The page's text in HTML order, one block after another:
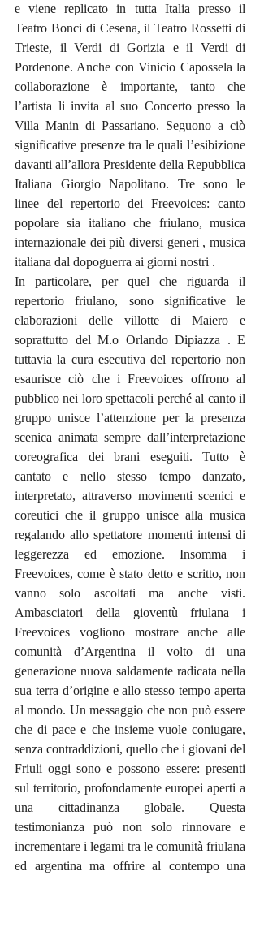
e viene replicato in tutta Italia presso il
Teatro Bonci di Cesena, il Teatro Rossetti di
Trieste, il Verdi di Gorizia e il Verdi di
Pordenone. Anche con Vinicio Capossela la
collaborazione è importante, tanto che
l’artista li invita al suo Concerto presso la
Villa Manin di Passariano. Seguono a ciò
significative presenze tra le quali l’esibizione
davanti all’allora Presidente della Repubblica
Italiana Giorgio Napolitano. Tre sono le
linee del repertorio dei Freevoices: canto
popolare sia italiano che friulano, musica
internazionale dei più diversi generi , musica
italiana dal dopoguerra ai giorni nostri .
In particolare, per quel che riguarda il
repertorio friulano, sono significative le
elaborazioni delle villotte di Maiero e
soprattutto del M.o Orlando Dipiazza . E
tuttavia la cura esecutiva del repertorio non
esaurisce ciò che i Freevoices offrono al
pubblico nei loro spettacoli perché al canto il
gruppo unisce l’attenzione per la presenza
scenica animata sempre dall’interpretazione
coreografica dei brani eseguiti. Tutto è
cantato e nello stesso tempo danzato,
interpretato, attraverso movimenti scenici e
coreutici che il gruppo unisce alla musica
regalando allo spettatore momenti intensi di
leggerezza ed emozione. Insomma i
Freevoices, come è stato detto e scritto, non
vanno solo ascoltati ma anche visti.
Ambasciatori della gioventù friulana i
Freevoices vogliono mostrare anche alle
comunità d’Argentina il volto di una
generazione nuova saldamente radicata nella
sua terra d’origine e allo stesso tempo aperta
al mondo. Un messaggio che non può essere
che di pace e che insieme vuole coniugare,
senza contraddizioni, quello che i giovani del
Friuli oggi sono e possono essere: presenti
sul territorio, profondamente europei aperti a
una cittadinanza globale. Questa
testimonianza può non solo rinnovare e
incrementare i legami tra le comunità friulana
ed argentina ma offrire al contempo una